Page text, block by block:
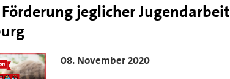
jeglicher
08. November 2020